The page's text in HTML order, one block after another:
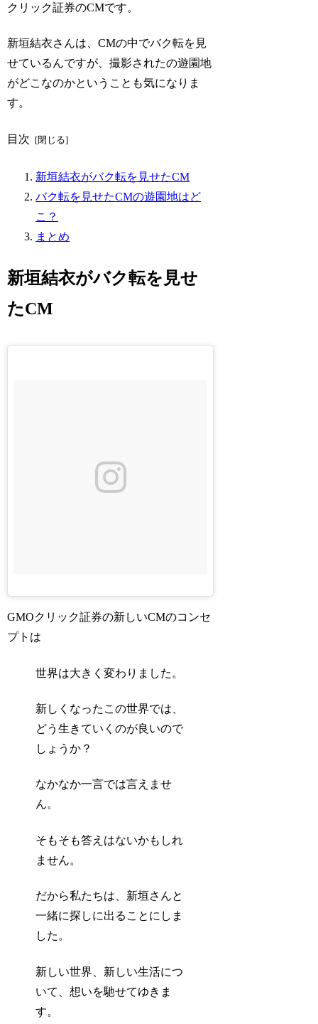
クリック証券のCMです。
新垣結衣さんは、CMの中でバク転を見
せているんですが、撮影されたの遊園地
がどこなのかということも気になりま
す。
目次
新垣結衣がバク転を見せたCM
バク転を見せたCMの遊園地はど
こ？
まとめ
新垣結衣がバク転を見せ
たCM
GMOクリック証券の新しいCMのコンセ
プトは
世界は大きく変わりました。
新しくなったこの世界では、
どう生きていくのが良いので
しょうか？
なかなか一言では言えませ
ん。
そもそも答えはないかもしれ
ません。
だから私たちは、新垣さんと
一緒に探しに出ることにしま
した。
新しい世界、新しい生活につ
いて、想いを馳せてゆきま
す。